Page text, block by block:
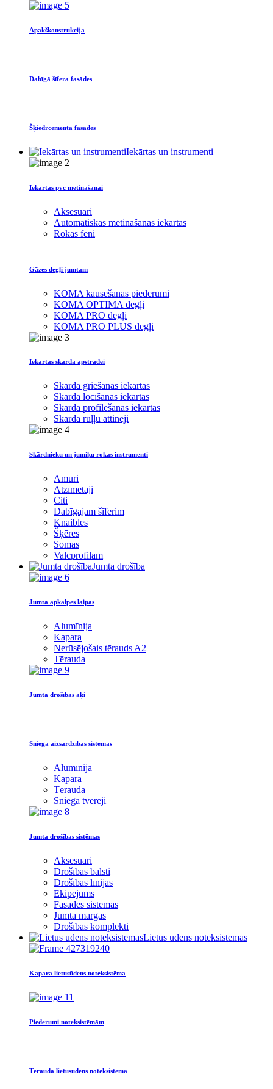
Apakškonstrukcija
Dabīgā šīfera fasādes
Šķiedrcementa fasādes
Iekārtas un instrumenti
Iekārtas pvc metināšanai
Aksesuāri
Automātiskās metināšanas iekārtas
Rokas fēni
Gāzes degļi jumtam
KOMA kausēšanas piederumi
KOMA OPTIMA degļi
KOMA PRO degļi
KOMA PRO PLUS degļi
Iekārtas skārda apstrādei
Skārda griešanas iekārtas
Skārda locīšanas iekārtas
Skārda profilēšanas iekārtas
Skārda ruļļu attinēji
Skārdnieku un jumiķu rokas instrumenti
Āmuri
Atzīmētāji
Citi
Dabīgajam šīferim
Knaibles
Šķēres
Somas
Valcprofilam
Jumta drošība
Jumta apkalpes laipas
Alumīnija
Kapara
Nerūsējošais tērauds A2
Tērauda
Jumta drošības āķi
Sniega aizsardzības sistēmas
Alumīnija
Kapara
Tērauda
Sniega tvērēji
Jumta drošības sistēmas
Aksesuāri
Drošības balsti
Drošības līnijas
Ekipējums
Fasādes sistēmas
Jumta margas
Drošības komplekti
Lietus ūdens noteksistēmas
Kapara lietusūdens noteksistēma
Piederumi noteksistēmām
Tērauda lietusūdens noteksistēma